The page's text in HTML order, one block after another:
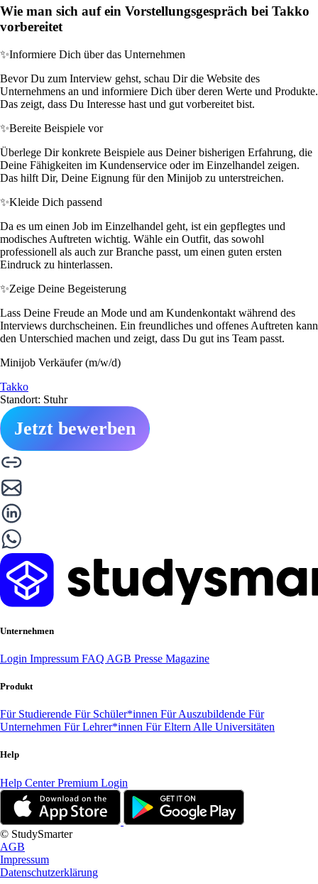
Wie man sich auf ein Vorstellungsgespräch bei Takko
vorbereitet
✨Informiere Dich über das Unternehmen
Bevor Du zum Interview gehst, schau Dir die Website des
Unternehmens an und informiere Dich über deren Werte und Produkte.
Das zeigt, dass Du Interesse hast und gut vorbereitet bist.
✨Bereite Beispiele vor
Überlege Dir konkrete Beispiele aus Deiner bisherigen Erfahrung, die
Deine Fähigkeiten im Kundenservice oder im Einzelhandel zeigen.
Das hilft Dir, Deine Eignung für den Minijob zu unterstreichen.
✨Kleide Dich passend
Da es um einen Job im Einzelhandel geht, ist ein gepflegtes und
modisches Auftreten wichtig. Wähle ein Outfit, das sowohl
professionell als auch zur Branche passt, um einen guten ersten
Eindruck zu hinterlassen.
✨Zeige Deine Begeisterung
Lass Deine Freude an Mode und am Kundenkontakt während des
Interviews durchscheinen. Ein freundliches und offenes Auftreten kann
den Unterschied machen und zeigt, dass Du gut ins Team passt.
Minijob Verkäufer (m/w/d)
Takko
Standort: Stuhr
Jetzt bewerben
Unternehmen
Login Impressum FAQ AGB Presse Magazine
Produkt
Für Studierende Für Schüler*innen Für Auszubildende Für
Unternehmen Für Lehrer*innen Für Eltern Alle Universitäten
Help
Help CenterPremium Login
© StudySmarter
AGB
Impressum
Datenschutzerklärung